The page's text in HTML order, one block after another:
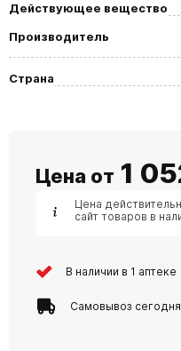
Действующее вещество
Производитель
Страна
Цена от 1
Цена
сайт товаров в
В наличии в 1 аптеке
Самовывоз сегодня